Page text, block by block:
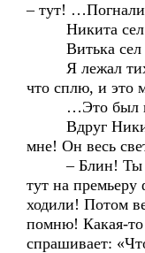
– тут!
Никита сел в
Витька сел
Я лежал тихо
что сплю, и это
…Это был
Вдруг
мне! Он весь
– Блин! Ты
тут на премьеру
ходили! Потом
помню! Какая-то
спрашивает: